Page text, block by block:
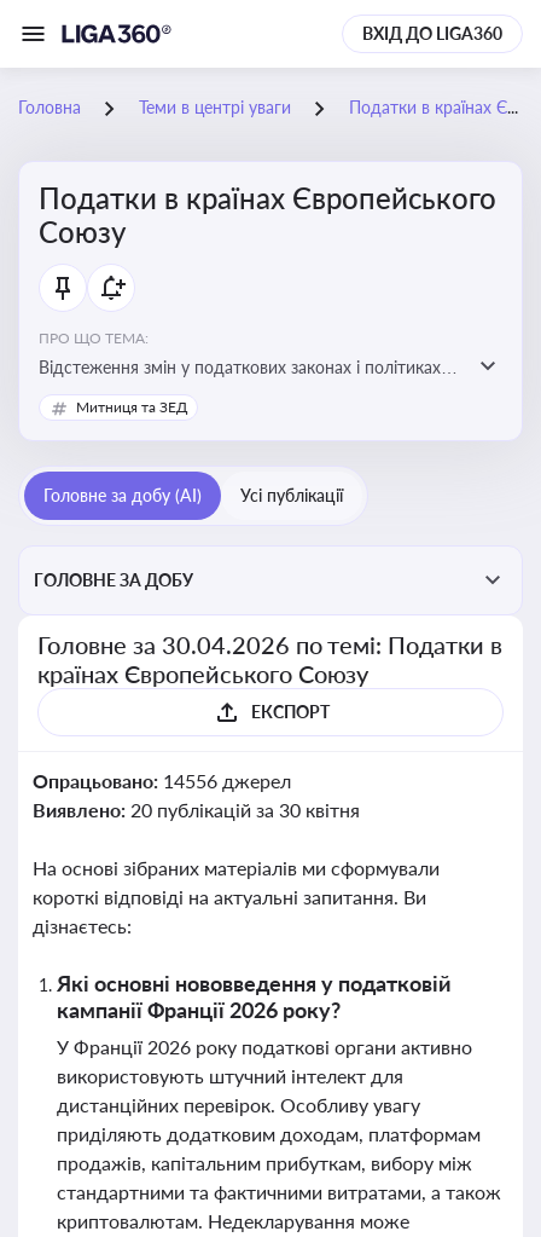
ВХІД ДО LIGA360
Головна Теми в центрі уваги Податки в країнах Європейського Союзу
Податки в країнах Європейського
Союзу
ПРО ЩО ТЕМА:
Відстеження змін у податкових законах і політиках
країн ЄС. Моніторинг кейсів, що впливають на бізнес-
процеси та фінансову звітність
Митниця та ЗЕД
Головне за добу (AI) Усі публікації
ГОЛОВНЕ ЗА ДОБУ
Головне за 30.04.2026 по темі: Податки в
країнах Європейського Союзу
ЕКСПОРТ
Опрацьовано: 14556 джерел
Виявлено: 20 публікацій за 30 квітня
На основі зібраних матеріалів ми сформували
короткі відповіді на актуальні запитання. Ви
дізнаєтесь:
Які основні нововведення у податковій
кампанії Франції 2026 року?
У Франції 2026 року податкові органи активно
використовують штучний інтелект для
дистанційних перевірок. Особливу увагу
приділяють додатковим доходам, платформам
продажів, капітальним прибуткам, вибору між
стандартними та фактичними витратами, а також
криптовалютам. Недекларування може